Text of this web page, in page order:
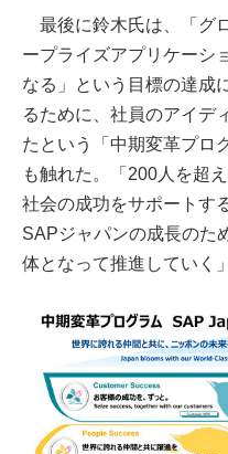
最後に鈴木氏は、「グ
ープライズアプリケーシ
なる」という目標の達成
るために、社員のアイデ
たという「中期変革プロ
も触れた。「200人を超
社会の成功をサポートす
SAPジャパンの成長のた
体となって推進していく